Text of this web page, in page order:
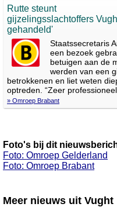
Rutte steunt
gijzelingsslachtoffers
gehandeld'
Staatssecretaris
een bezoek
betuigen aan de
werden van een
betrokkenen en liet weten
optreden. “Zeer
» Omroep Brabant
Foto's bij dit
Foto: Omroep Gelderland
Foto: Omroep Brabant
Meer nieuws uit Vught